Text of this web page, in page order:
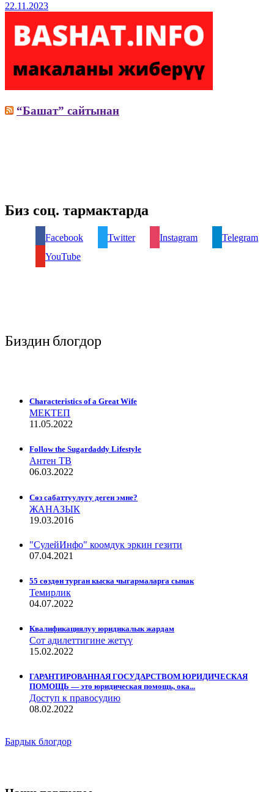
22.11.2023
“Башат” сайтынан
Биз соц. тармактарда
Facebook Twitter Instagram
Telegram
YouTube
Биздин блогдор
Characteristics of a Great Wife
МЕКТЕП
11.05.2022
Follow the Sugardaddy Lifestyle
Антен ТВ
06.03.2022
Сѳз сабаттуулугу деген эмне?
ЖАНАЗЫК
19.03.2016
"СулейИнфо" коомдук эркин гезити
07.04.2021
55 сөздөн турган кыска чыгармаларга сынак
Темирлик
04.07.2022
Квалификациялуу юридикалык жардам
Сот адилеттигине жетүү
15.02.2022
ГАРАНТИРОВАННАЯ ГОСУДАРСТВОМ ЮРИДИЧЕСКАЯ
ПОМОЩЬ — это юридическая помощь, ока...
Доступ к правосудию
08.02.2022
Бардык блогдор